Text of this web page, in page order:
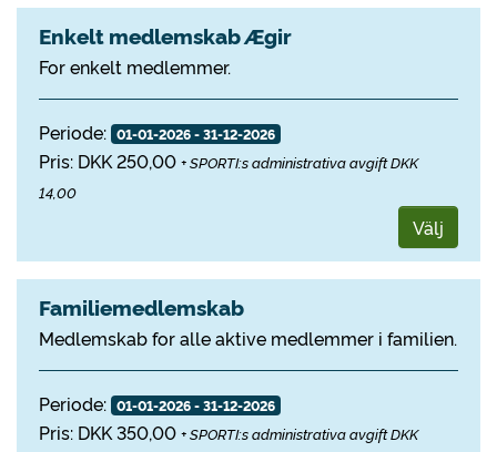
Enkelt medlemskab Ægir
For enkelt medlemmer.
Periode: 01-01-2026 - 31-12-2026
Pris: DKK 250,00 + SPORTI:s administrativa avgift DKK
14,00
Välj
Familiemedlemskab
Medlemskab for alle aktive medlemmer i familien.
Periode: 01-01-2026 - 31-12-2026
Pris: DKK 350,00 + SPORTI:s administrativa avgift DKK